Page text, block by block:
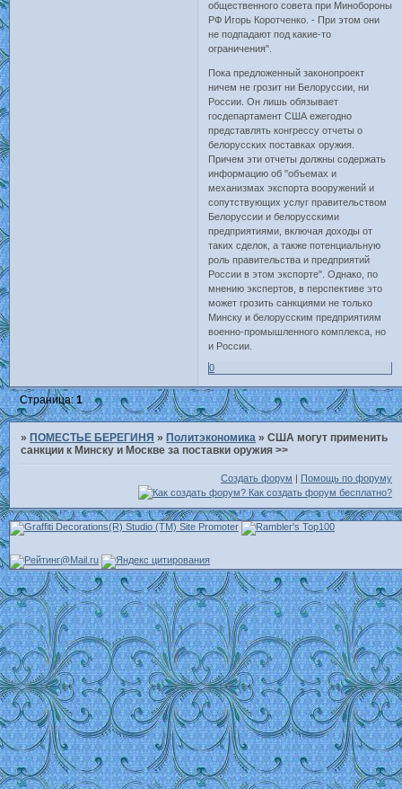
общественного совета при Минобороны
РФ Игорь Коротченко. - При этом они
не подпадают под какие-то
ограничения".
Пока предложенный законопроект
ничем не грозит ни Белоруссии, ни
России. Он лишь обязывает
госдепартамент США ежегодно
представлять конгрессу отчеты о
белорусских поставках оружия.
Причем эти отчеты должны содержать
информацию об "объемах и
механизмах экспорта вооружений и
сопутствующих услуг правительством
Белоруссии и белорусскими
предприятиями, включая доходы от
таких сделок, а также потенциальную
роль правительства и предприятий
России в этом экспорте". Однако, по
мнению экспертов, в перспективе это
может грозить санкциями не только
Минску и белорусским предприятиям
военно-промышленного комплекса, но
и России.
0
Страница:1
» ПОМЕСТЬЕ БЕРЕГИНЯ » Политэкономика »США могут применить
санкции к Минску и Москве за поставки оружия >>
Создать форум Помощь по форуму